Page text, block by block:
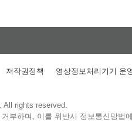
저작권정책 영상정보처리기기 운
All rights reserved.
부하며, 이를 위반시 정보통신망법